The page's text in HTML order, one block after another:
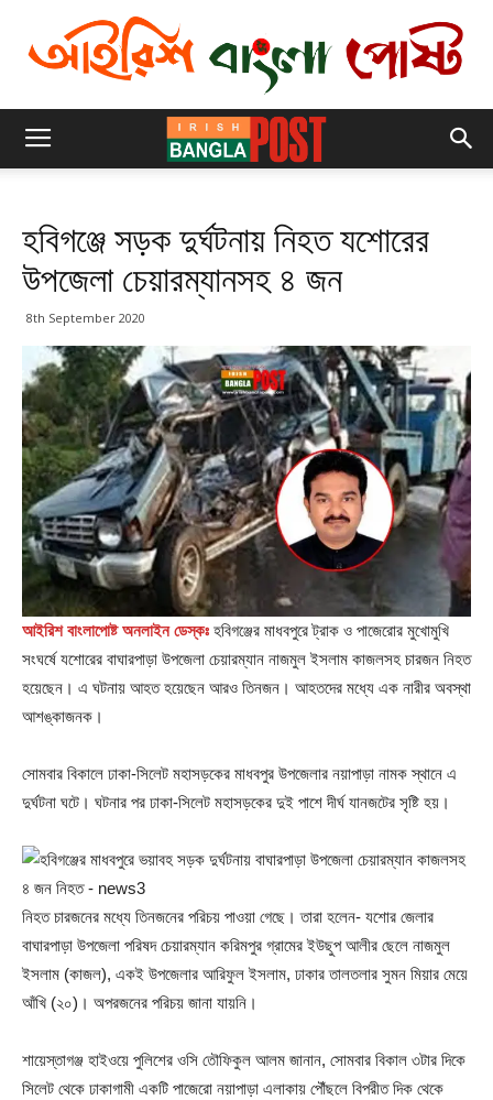
হবিগঞ্জে সড়ক দুর্ঘটনায় নিহত যশোরের
উপজেলা চেয়ারম্যানসহ ৪ জন
8th September 2020
আইরিশ বাংলাপোষ্ট অনলাইন ডেস্কঃ হবিগঞ্জের মাধবপুরে ট্রাক ও পাজেরোর মুখোমুখি
সংঘর্ষে যশোরের বাঘারপাড়া উপজেলা চেয়ারম্যান নাজমুল ইসলাম কাজলসহ চারজন নিহত
হয়েছেন। এ ঘটনায় আহত হয়েছেন আরও তিনজন। আহতদের মধ্যে এক নারীর অবস্থা
আশঙ্কাজনক।
সোমবার বিকালে ঢাকা-সিলেট মহাসড়কের মাধবপুর উপজেলার নয়াপাড়া নামক স্থানে এ
দুর্ঘটনা ঘটে। ঘটনার পর ঢাকা-সিলেট মহাসড়কের দুই পাশে দীর্ঘ যানজটের সৃষ্টি হয়।
নিহত চারজনের মধ্যে তিনজনের পরিচয় পাওয়া গেছে। তারা হলেন- যশোর জেলার
বাঘারপাড়া উপজেলা পরিষদ চেয়ারম্যান করিমপুর গ্রামের ইউছুপ আলীর ছেলে নাজমুল
ইসলাম (কাজল), একই উপজেলার আরিফুল ইসলাম, ঢাকার তালতলার সুমন মিয়ার মেয়ে
আঁখি (২০)। অপরজনের পরিচয় জানা যায়নি।
শায়েস্তাগঞ্জ হাইওয়ে পুলিশের ওসি তৌফিকুল আলম জানান, সোমবার বিকাল ৩টার দিকে
সিলেট থেকে ঢাকাগামী একটি পাজেরো নয়াপাড়া এলাকায় পৌঁছলে বিপরীত দিক থেকে